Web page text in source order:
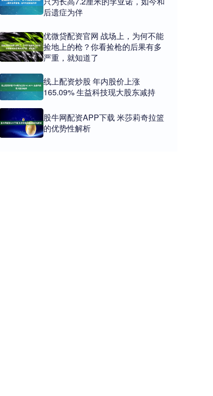
后遗症为伴
优微贷配资官网 战场上，为何不能
捡地上的枪？你看捡枪的后果有多
严重，就知道了
线上配资炒股 年内股价上涨
165.09% 生益科技现大股东减持
股牛网配资APP下载 米莎莉奇拉篮
的优势性解析